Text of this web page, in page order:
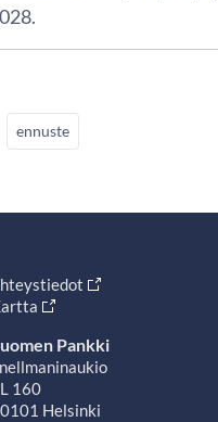
ennuste
Pankki
160
Helsinki